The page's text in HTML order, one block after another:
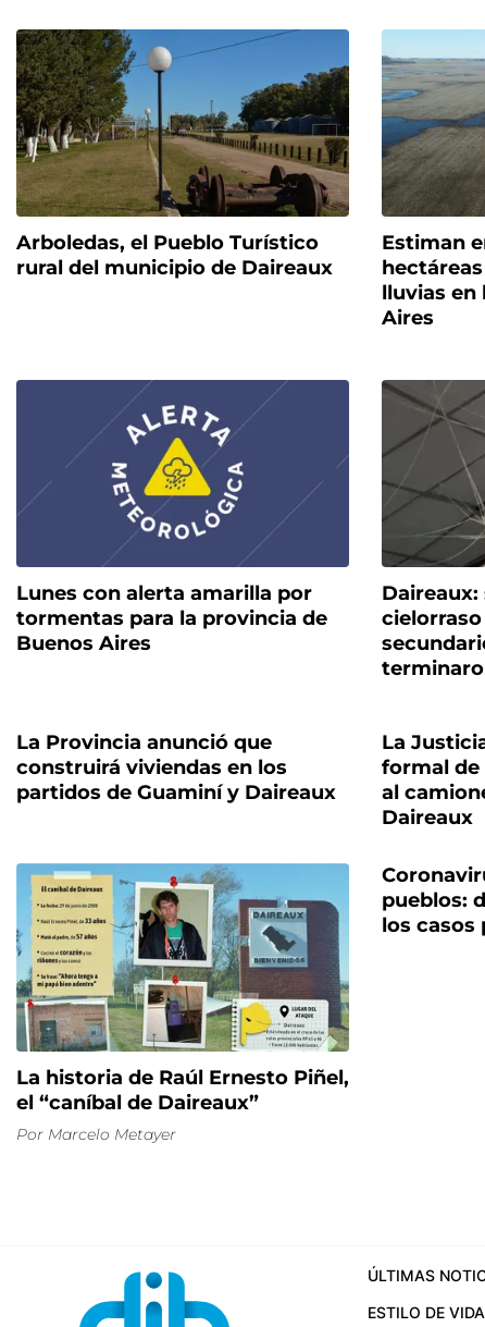
Arboledas, el Pueblo Turístico
rural del municipio de Daireaux
Estiman
lluvias en
Aires
Lunes con alerta amarilla por
tormentas para la provincia de
Buenos Aires
La Provincia anunció que
construirá viviendas en los
partidos de Guaminí y Daireaux
La
formal de
al
Daireaux
La historia de Raúl Ernesto Piñel,
el “caníbal de Daireaux”
Por Marcelo Metayer
pueblos:
los casos
ÚLTIMAS
ESTILO DE VIDA